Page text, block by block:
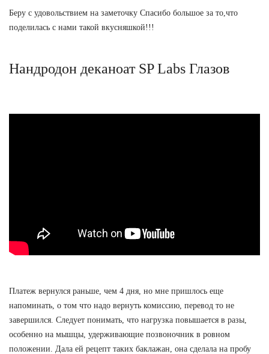
Беру с удовольствием на заметочку Спасибо большое за то,что
поделилась с нами такой вкусняшкой!!!
Нандродон деканоат SP Labs Глазов
Платеж вернулся раньше, чем 4 дня, но мне пришлось еще
напоминать, о том что надо вернуть комиссию, перевод то не
завершился. Следует понимать, что нагрузка повышается в разы,
особенно на мышцы, удерживающие позвоночник в ровном
положении. Дала ей рецепт таких баклажан, она сделала на пробу